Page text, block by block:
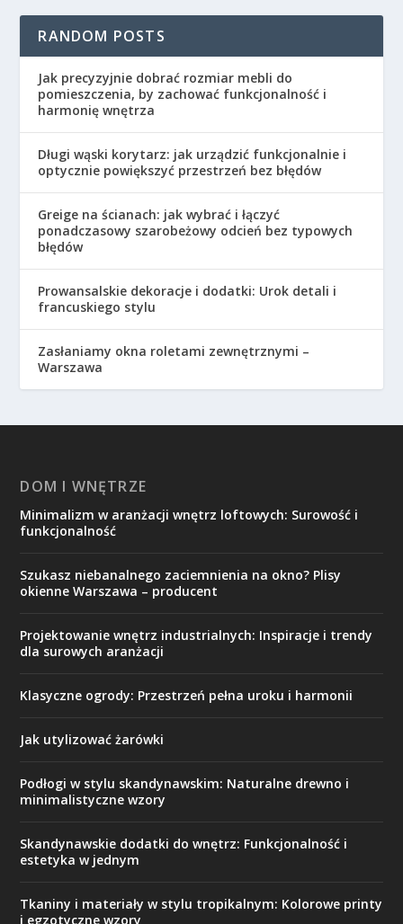
RANDOM POSTS
Jak precyzyjnie dobrać rozmiar mebli do
pomieszczenia, by zachować funkcjonalność i
harmonię wnętrza
Długi wąski korytarz: jak urządzić funkcjonalnie i
optycznie powiększyć przestrzeń bez błędów
Greige na ścianach: jak wybrać i łączyć
ponadczasowy szarobeżowy odcień bez typowych
błędów
Prowansalskie dekoracje i dodatki: Urok detali i
francuskiego stylu
Zasłaniamy okna roletami zewnętrznymi –
Warszawa
DOM I WNĘTRZE
Minimalizm w aranżacji wnętrz loftowych: Surowość i
funkcjonalność
Szukasz niebanalnego zaciemnienia na okno? Plisy
okienne Warszawa – producent
Projektowanie wnętrz industrialnych: Inspiracje i trendy
dla surowych aranżacji
Klasyczne ogrody: Przestrzeń pełna uroku i harmonii
Jak utylizować żarówki
Podłogi w stylu skandynawskim: Naturalne drewno i
minimalistyczne wzory
Skandynawskie dodatki do wnętrz: Funkcjonalność i
estetyka w jednym
Tkaniny i materiały w stylu tropikalnym: Kolorowe printy
i egzotyczne wzory